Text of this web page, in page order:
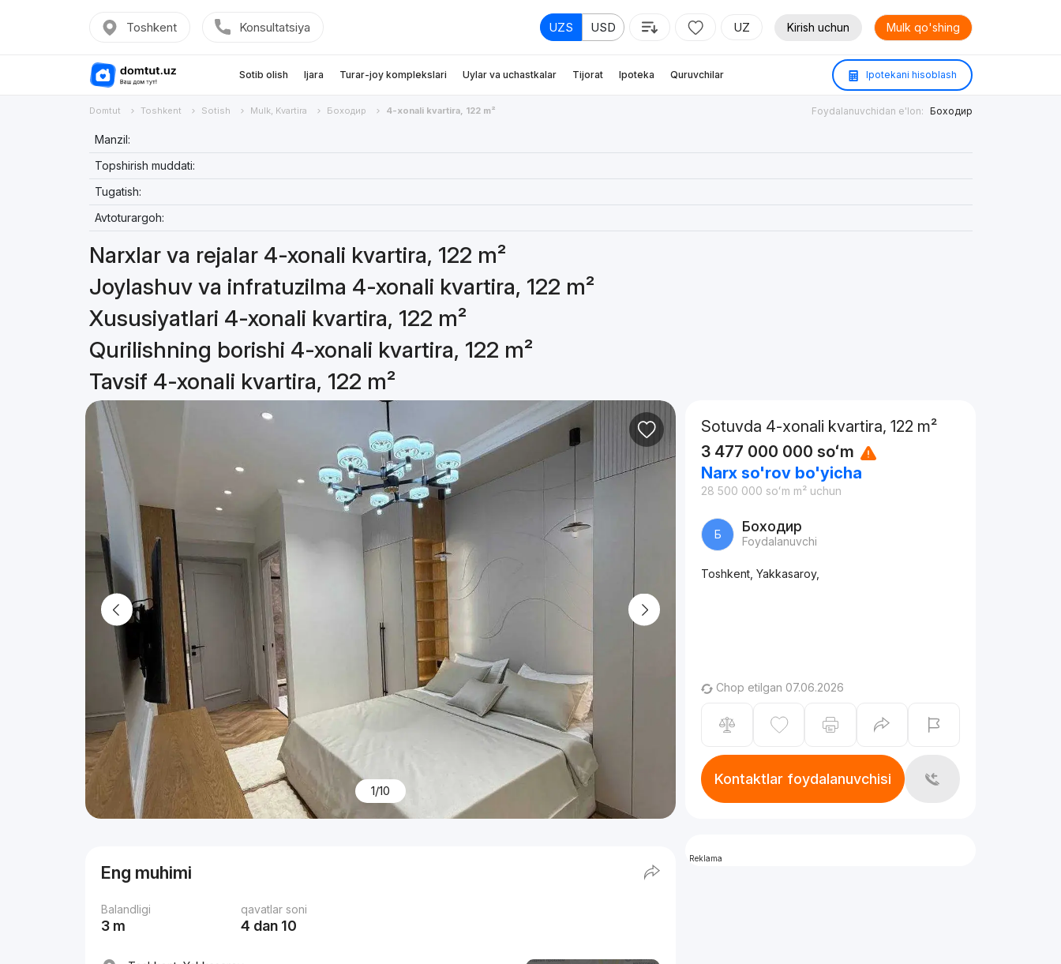
Toshkent Konsultatsiya UZS USD UZ Kirish uchun Mulk qo'shing
Sotib olish Ijara Turar-joy komplekslari Uylar va uchastkalar Tijorat Ipoteka Quruvchilar Ipotekani hisoblash
Domtut Toshkent Sotish Mulk, Kvartira Боходир 4-xonali kvartira, 122 m² Foydalanuvchidan e'lon: Боходир
Manzil:
Topshirish muddati:
Tugatish:
Avtoturargoh:
Narxlar va rejalar 4-xonali kvartira, 122 m²
Joylashuv va infratuzilma 4-xonali kvartira, 122 m²
Xususiyatlari 4-xonali kvartira, 122 m²
Qurilishning borishi 4-xonali kvartira, 122 m²
Tavsif 4-xonali kvartira, 122 m²
1/10
Eng muhimi
Balandligi
3 m
qavatlar soni
4 dan 10
Sotuvda 4-xonali kvartira, 122 m²
3 477 000 000 soʻm
Narx so'rov bo'yicha
28 500 000 soʻm m² uchun
Б Боходир
Foydalanuvchi
Toshkent, Yakkasaroy,
Chop etilgan 07.06.2026
Kontaktlar foydalanuvchisi
Reklama